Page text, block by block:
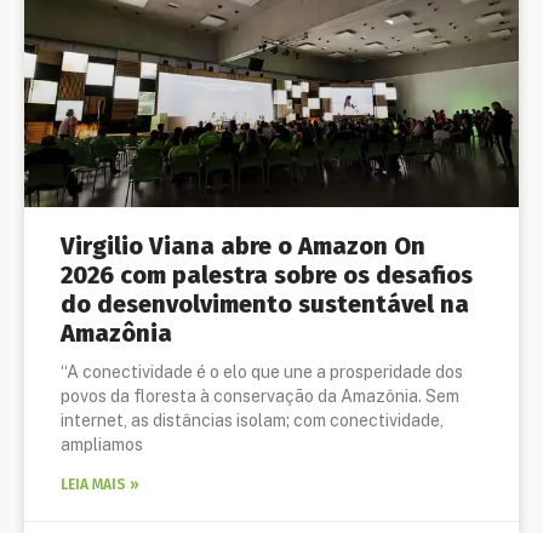
Virgilio Viana abre o Amazon On
2026 com palestra sobre os desafios
do desenvolvimento sustentável na
Amazônia
“A conectividade é o elo que une a prosperidade dos
povos da floresta à conservação da Amazônia. Sem
internet, as distâncias isolam; com conectividade,
ampliamos
LEIA MAIS »